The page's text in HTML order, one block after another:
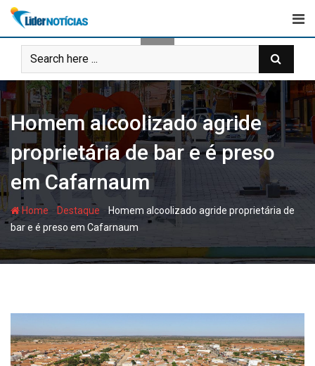
Skip
content
Homem alcoolizado agride
proprietária de bar e é preso
em Cafarnaum
Home - Destaque - Homem alcoolizado agride proprietária de
bar e é preso em Cafarnaum